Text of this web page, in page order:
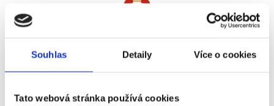
Souhlas Detaily Více o cookies
Tato webová stránka používá cookies